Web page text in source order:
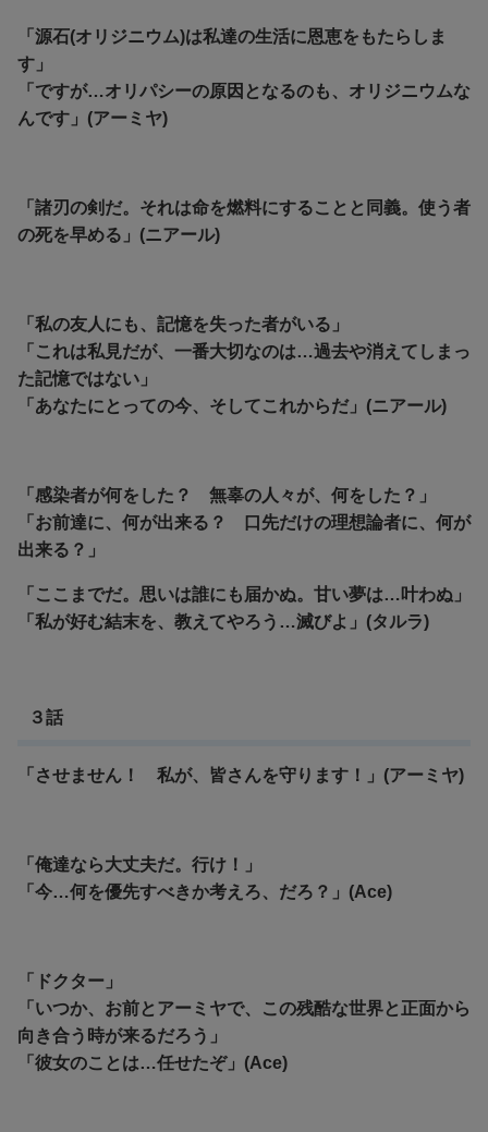
「源石(オリジニウム)は私達の生活に恩恵をもたらしま
す」
「ですが…オリパシーの原因となるのも、オリジニウムな
んです」(アーミヤ)
「諸刃の剣だ。それは命を燃料にすることと同義。使う者
の死を早める」(ニアール)
「私の友人にも、記憶を失った者がいる」
「これは私見だが、一番大切なのは…過去や消えてしまっ
た記憶ではない」
「あなたにとっての今、そしてこれからだ」(ニアール)
「感染者が何をした？ 無辜の人々が、何をした？」
「お前達に、何が出来る？ 口先だけの理想論者に、何が
出来る？」
「ここまでだ。思いは誰にも届かぬ。甘い夢は…叶わぬ」
「私が好む結末を、教えてやろう…滅びよ」(タルラ)
３話
「させません！ 私が、皆さんを守ります！」(アーミヤ)
「俺達なら大丈夫だ。行け！」
「今…何を優先すべきか考えろ、だろ？」(Ace)
「ドクター」
「いつか、お前とアーミヤで、この残酷な世界と正面から
向き合う時が来るだろう」
「彼女のことは…任せたぞ」(Ace)